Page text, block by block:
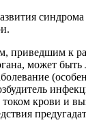
синдрома
приведшим к
может
током крови и